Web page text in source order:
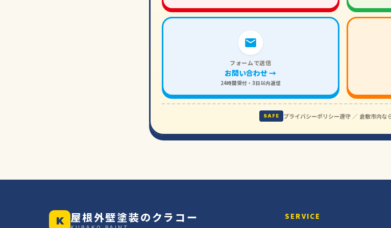
フォームで送信
お問い合わせ →
24時間受付・3日以内返信
SAFE プライバシーポリシー遵守 ／ 倉敷市内な
K 屋根外壁塗装のクラコー SERVICE